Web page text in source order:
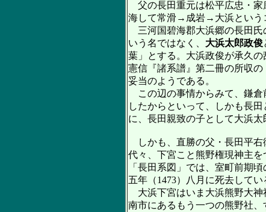
父の長田重元は松平広忠・家
海して常滑→成岩→大浜という
三河国碧海郡大浜郷の長田氏
いう名ではなく、 大浜太郎政俊
葉」とする。大浜政俊が承久
憲信『諸系譜』第二冊の所収
妥当のようである。
この辺の事情からみて、鎌倉
したからといって、しかも長
に、長田親致の子として大浜
しかも、直勝の父・長田平右
代々、下宮こと熊野権現神主
「長田系図」では、室町前期
五年（1473）八月に死去してい
大浜下宮はいま大浜熊野大神
南市にあるもう一つの熊野社